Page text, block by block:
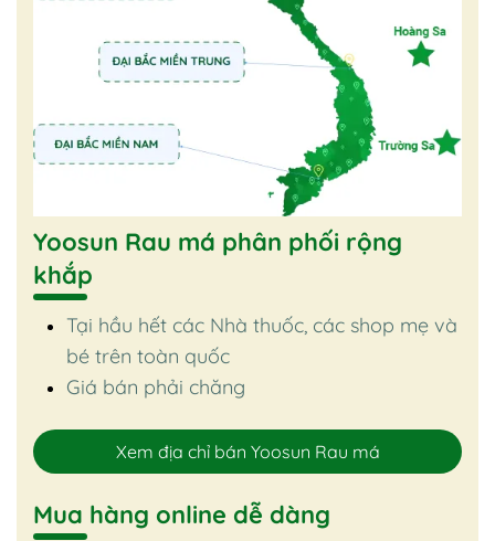
Yoosun Rau má phân phối rộng
khắp
Tại hầu hết các Nhà thuốc, các shop mẹ và
bé trên toàn quốc
Giá bán phải chăng
Xem địa chỉ bán Yoosun Rau má
Mua hàng online dễ dàng